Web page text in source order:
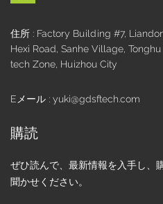
住所 : Factory Building #7,
Hexi Road, Sanhe Village,
tech Zone, Huizhou City
Eメール : yuki@gdsftech.com
購読
ぜひ読んで、最新情報を入手し、
聞かせください。